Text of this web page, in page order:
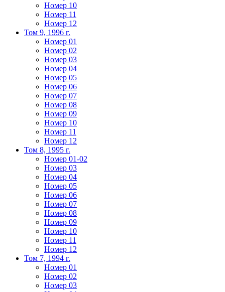
Номер 10
Номер 11
Номер 12
Том 9, 1996 г.
Номер 01
Номер 02
Номер 03
Номер 04
Номер 05
Номер 06
Номер 07
Номер 08
Номер 09
Номер 10
Номер 11
Номер 12
Том 8, 1995 г.
Номер 01-02
Номер 03
Номер 04
Номер 05
Номер 06
Номер 07
Номер 08
Номер 09
Номер 10
Номер 11
Номер 12
Том 7, 1994 г.
Номер 01
Номер 02
Номер 03